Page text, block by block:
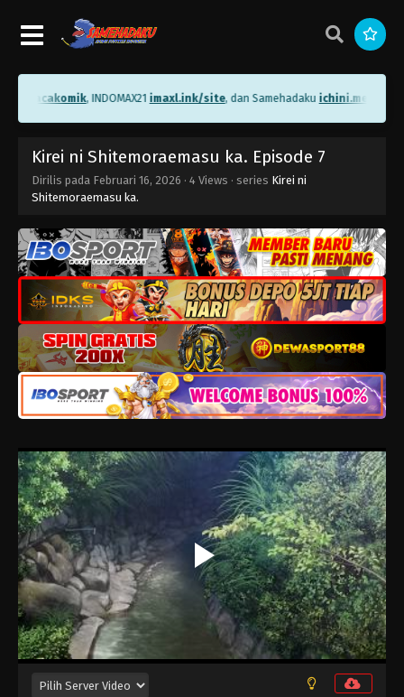
bacakomik, INDOMAX21imaxl.ink/site, dan Samehadakuichini.me/
Kirei ni Shitemoraemasu ka. Episode 7
Dirilis pada Februari 16, 2026 · 4 Views · series Kirei ni
Shitemoraemasu ka.